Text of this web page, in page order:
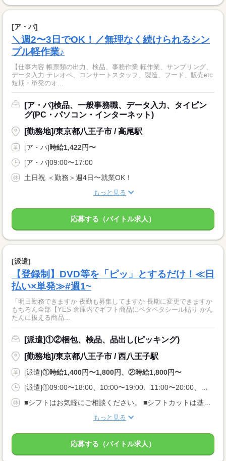
[ア・パ]
＼週2〜3日でOK！／無理なく続けられるシン
プル軽作業♪
【仕事内容 帳票類の出力、検品、事務作業 軽作業、サンプリング、
データ入力 テレオペ、コンサートスタッフ、製造、フード、販売etc
短期・単発のオ...
[ア・パ]検品、一般事務職、データ入力、タイピン
グ(PC・パソコン・インターネット)
[勤務地]/東京都八王子市 / 高尾駅
[ア・パ]時給1,422円〜
[ア・パ]09:00〜17:00
土日祝 ＜勤務＞週4日〜就業OK！
もっと見る
応募する（バイトル求人）
[派遣]
【登録制】DVD等を「ピッ」とするだけ！≪日
払い×単発≫#週1~
「明日勤務できますか 夜勤も募集してますか 長期に変更できますか
もちろん全部【YES 倉庫内でギフト商品にペタペタシール貼り かん
たんに扱える商品...
[派遣]①②梱包、検品、品出し(ピッキング)
[勤務地]/東京都八王子市 / 西八王子駅
[派遣]①時給1,400円〜1,800円、②時給1,800円〜
もっと見る
応募する（バイトル求人）